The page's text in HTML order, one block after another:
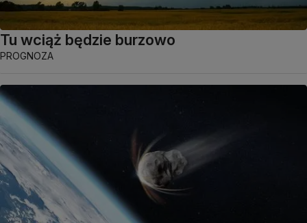
Tu wciąż będzie burzowo
PROGNOZA